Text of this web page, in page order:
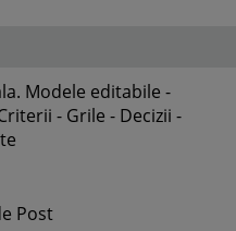
Modele editabile -
- Grile - Decizii -
Post